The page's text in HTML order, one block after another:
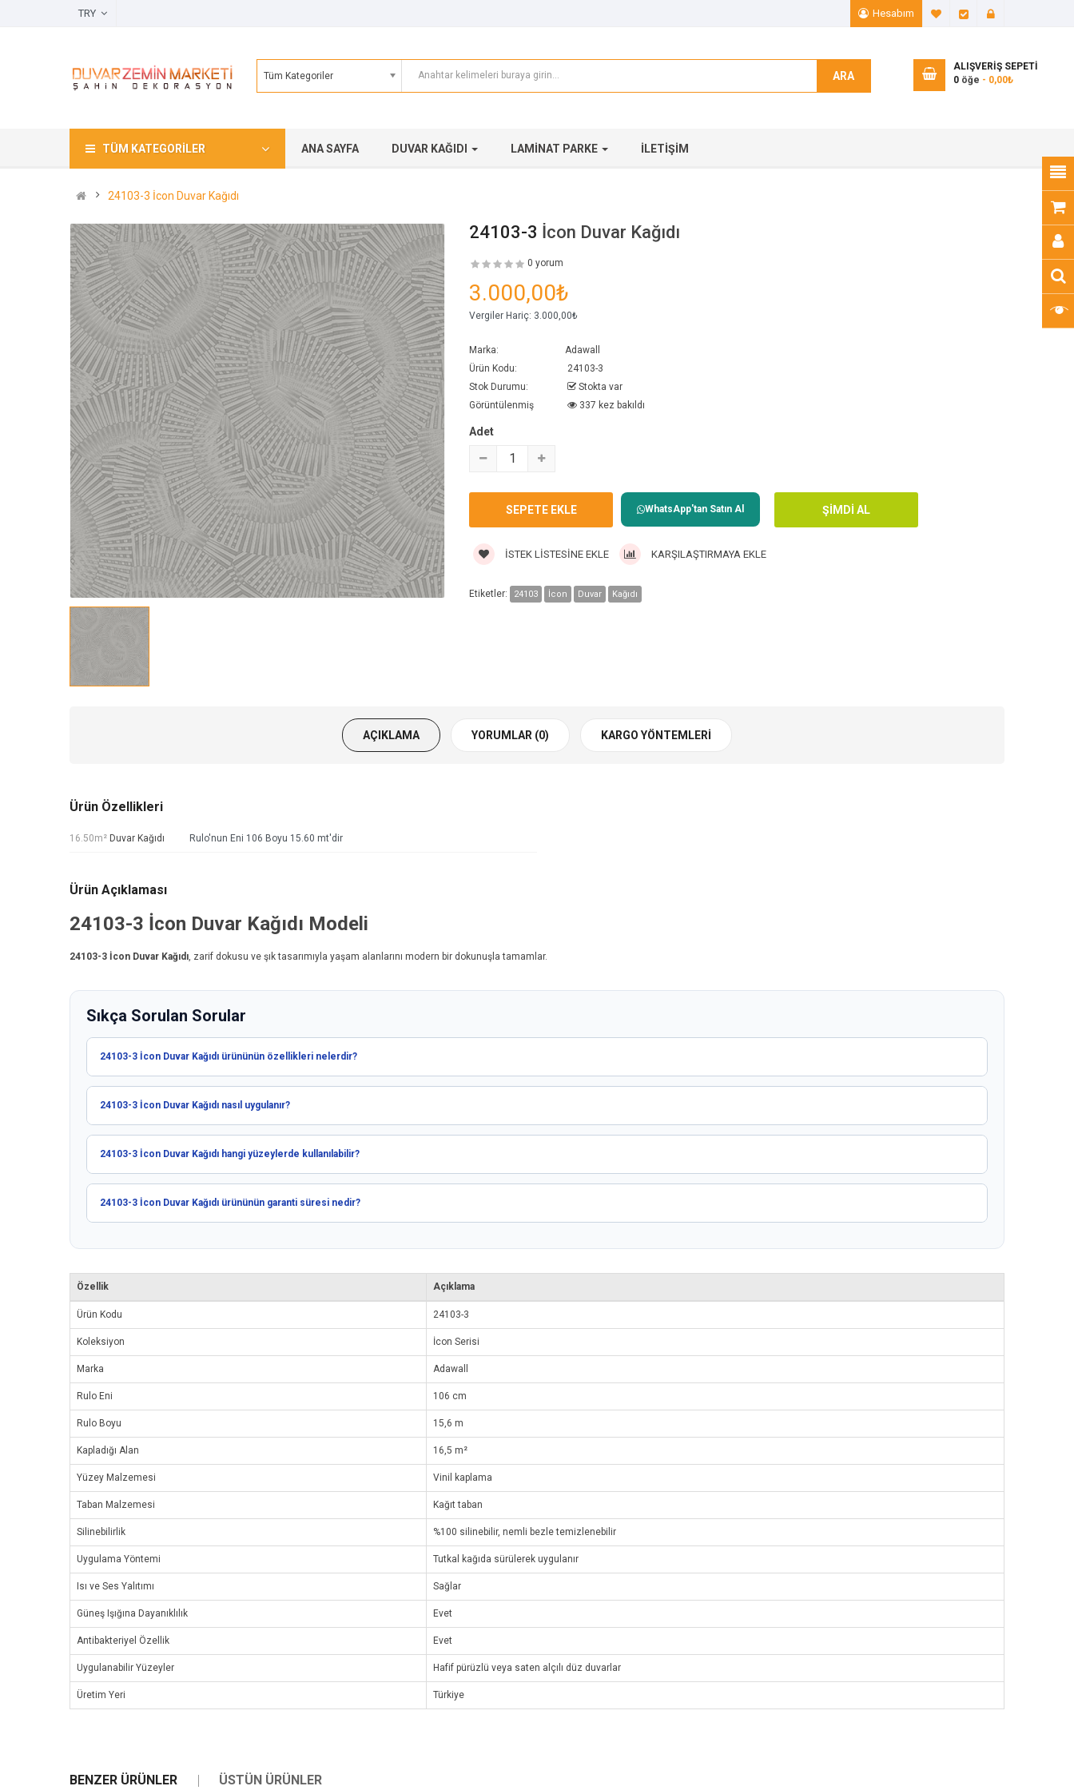
Hesabım A. Listem (0)
Ödeme
Tüm Kategoriler ARA
ALIŞVERIŞ SEPETI
0 öğe - 0,00₺
TÜM KATEGORILER ANA SAYFA DUVAR KAĞIDI LAMINAT PARKE İLETIŞIM
24103-3 İcon Duvar Kağıdı
24103-3 İcon Duvar Kağıdı
0 yorum
3.000,00₺
Vergiler Hariç: 3.000,00₺
Marka:
Adawall
Ürün Kodu:
24103-3
Stok Durumu:
Stokta var
Görüntülenmiş
337 kez bakıldı
Adet
WhatsApp'tan Satın Al
İSTEK LISTESINE EKLE KARŞILAŞTIRMAYA EKLE
Etiketler: 24103 İcon Duvar Kağıdı
AÇIKLAMA YORUMLAR (0) KARGO YÖNTEMLERI
Ürün Özellikleri
16.50m² Duvar Kağıdı Rulo'nun Eni 106 Boyu 15.60 mt'dir
Ürün Açıklaması
24103-3 İcon Duvar Kağıdı Modeli
24103-3 İcon Duvar Kağıdı, zarif dokusu ve şık tasarımıyla yaşam alanlarını modern bir dokunuşla tamamlar.
Sıkça Sorulan Sorular
24103-3 İcon Duvar Kağıdı ürününün özellikleri nelerdir?
24103-3 İcon Duvar Kağıdı nasıl uygulanır?
24103-3 İcon Duvar Kağıdı hangi yüzeylerde kullanılabilir?
24103-3 İcon Duvar Kağıdı ürününün garanti süresi nedir?
Özellik Açıklama
Ürün Kodu 24103-3
Koleksiyon İcon Serisi
Marka Adawall
Rulo Eni 106 cm
Rulo Boyu 15,6 m
Kapladığı Alan 16,5 m²
Yüzey Malzemesi Vinil kaplama
Taban Malzemesi Kağıt taban
Silinebilirlik %100 silinebilir, nemli bezle temizlenebilir
Uygulama Yöntemi Tutkal kağıda sürülerek uygulanır
Isı ve Ses Yalıtımı Sağlar
Güneş Işığına Dayanıklılık Evet
Antibakteriyel Özellik Evet
Uygulanabilir Yüzeyler Hafif pürüzlü veya saten alçılı düz duvarlar
Üretim Yeri Türkiye
BENZER ÜRÜNLER ÜSTÜN ÜRÜNLER